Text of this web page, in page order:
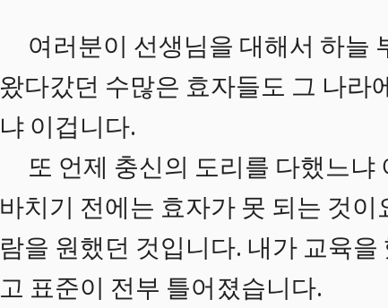
여러분이 선생님을 대해서 하늘
왔다갔던 수많은 효자들도 그 나라
냐 이겁니다.
또 언제 충신의 도리를 다했느
바치기 전에는 효자가 못 되는 것
람을 원했던 것입니다. 내가 교육
고 표준이 전부 틀어졌습니다.